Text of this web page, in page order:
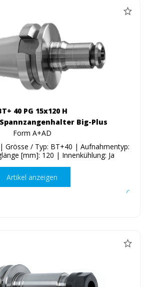
40 PG 15x120 H
Big-Plus
Form A+AD
Grösse / Typ: BT+40 | Aufnahmentyp:
[mm]: 120 | Innenkühlung: Ja
Artikel anzeigen